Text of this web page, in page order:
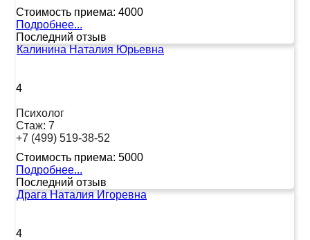
Стоимость приема: 4000
Подробнее...
Последний отзыв
Калинина Наталия Юрьевна
4
Психолог
Стаж: 7
+7 (499) 519-38-52
Стоимость приема: 5000
Подробнее...
Последний отзыв
Драга Наталия Игоревна
4